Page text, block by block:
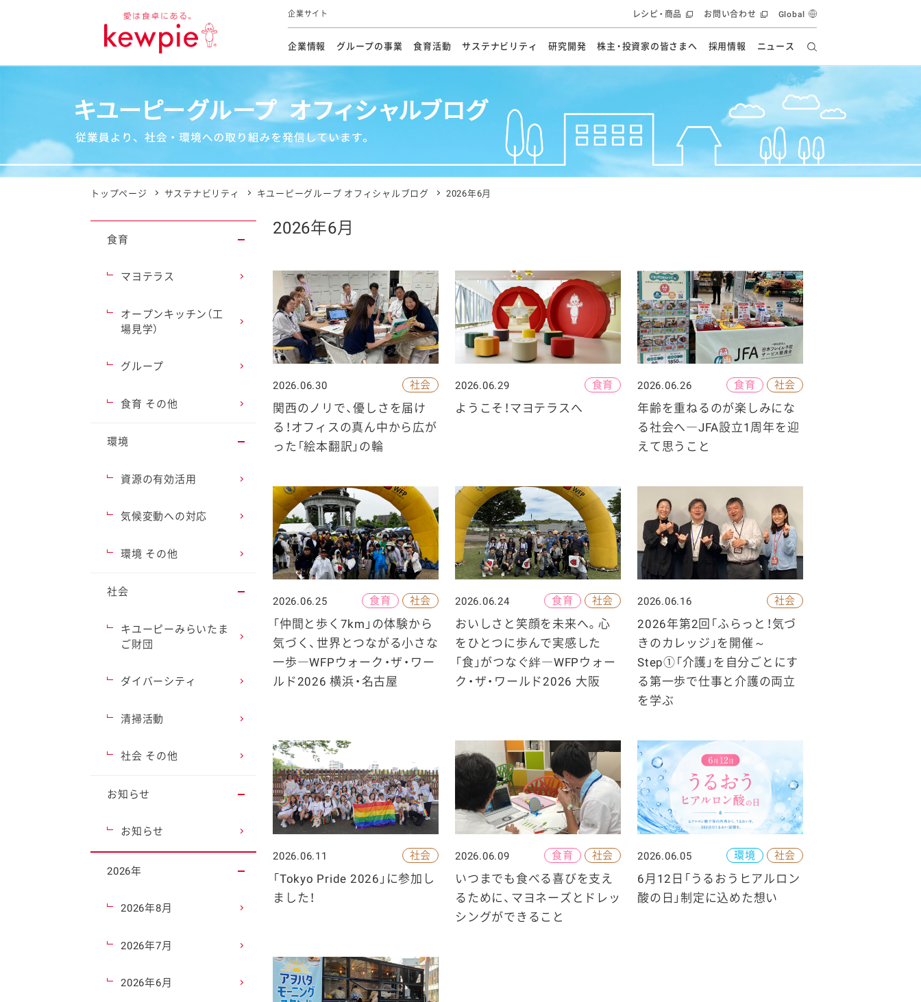
企業サイト
企業情報
トップメッセージ
グループの事業
市販用
ファインケミカル
食育活動
食育活動方針
食をテーマにした講演会 オープンキッチン（工場見学） マヨテラス（見学施設）
海外における食育活動 食に関する情報提供
オフィシャルブログ
サステナビリティ
トップメッセージ
気候変動への対応 生物多様性の保全 食と健康への貢献
持続可能な調達 ガバナンス
各種報告書
イニシアチブ・加盟団体 社会・環境活動の歴史
グループ各社の
統合報告書
研究開発
本部長メッセージ
技術ソリューション 研究開発スタイル 学会発表・論文 イノベーションストーリー
株主・投資家の皆さまへ
個人投資家の皆さまへ
IRライブラリ 株式情報 IRカレンダー
IRよくあるご質問 ディスクロージャーポリシー 電子公告 統合報告書
採用情報 ニュース
レシピ・商品
体験・エンタメ
お客様相談室 業務用商品 病院・施設用商品
お問い合わせ Global
2026年6月
社会
2026.06.30
関西のノリで、優しさを届け
る！オフィスの真ん中から広が
った「絵本翻訳」の輪
食育
2026.06.29
ようこそ！マヨテラスへ
食育 社会
2026.06.26
年齢を重ねるのが楽しみにな
る社会へ―JFA設立1周年を迎
えて思うこと
食育 社会
2026.06.25
「仲間と歩く7km」の体験から
気づく、世界とつながる小さな
一歩―WFPウォーク・ザ・ワー
ルド2026 横浜・名古屋
食育 社会
2026.06.24
おいしさと笑顔を未来へ。心
をひとつに歩んで実感した
「食」がつなぐ絆―WFPウォー
ク・ザ・ワールド2026 大阪
社会
2026.06.16
2026年第2回「ふらっと！気づ
きのカレッジ」を開催～
Step①「介護」を自分ごとにす
る第一歩で仕事と介護の両立
を学ぶ
社会
2026.06.11
「Tokyo Pride 2026」に参加し
ました！
食育 社会
2026.06.09
いつまでも食べる喜びを支え
るために、マヨネーズとドレッ
シングができること
環境 社会
2026.06.05
6月12日「うるおうヒアルロン
酸の日」制定に込めた想い
食育
マヨテラス
オープンキッチン（工
場見学）
グループ
食育 その他
環境
資源の有効活用
気候変動への対応
環境 その他
社会
キユーピーみらいたま
ご財団
ダイバーシティ
清掃活動
社会 その他
お知らせ
お知らせ
2026年
2026年8月
2026年7月
2026年6月
トップページ サステナビリティ キユーピーグループ オフィシャルブログ 2026年6月